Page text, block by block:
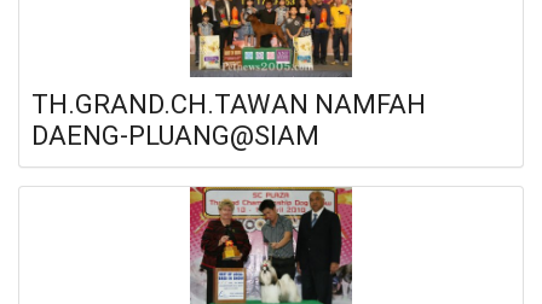
TH.GRAND.CH.TAWAN NAMFAH
DAENG-PLUANG@SIAM